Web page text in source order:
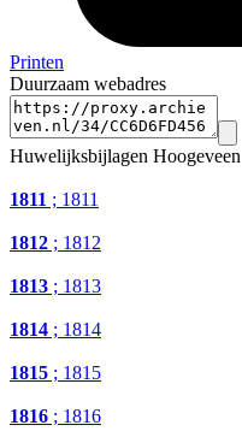
Printen
Duurzaam webadres
Huwelijksbijlagen Hoogeveen
1811 ; 1811
1812 ; 1812
1813 ; 1813
1814 ; 1814
1815 ; 1815
1816 ; 1816